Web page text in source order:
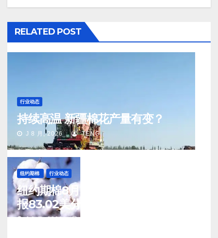
RELATED POST
行业动态
持续高温 新疆棉花产量有变？
J 8 月, 2026 TENG
纽约期棉 行业动态
纽约期棉8月5日(周三)收涨12月合约
报83.02美分/磅
J 8 月, 2026 TENG